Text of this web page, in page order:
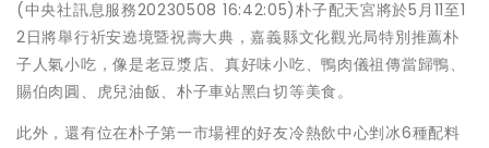
(中央社訊息服務20230508 16:42:05)朴子配天宮將於5月11至1
2日將舉行祈安遶境暨祝壽大典，嘉義縣文化觀光局特別推薦朴
子人氣小吃，像是老豆漿店、真好味小吃、鴨肉儀祖傳當歸鴨、
賜伯肉圓、虎兒油飯、朴子車站黑白切等美食。
此外，還有位在朴子第一市場裡的好友冷熱飲中心剉冰6種配料